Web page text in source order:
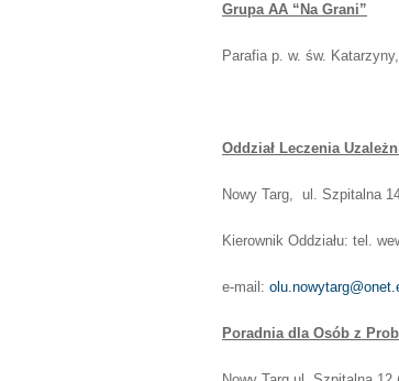
Grupa AA “Na Grani”
Parafia p. w. św.
Oddział Leczenia
Nowy Targ, ul. Szpitalna
Kierownik Oddziału: tel.
e-mail:
Poradnia dla Osób z